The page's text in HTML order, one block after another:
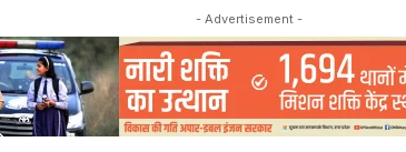
- Advertisement -